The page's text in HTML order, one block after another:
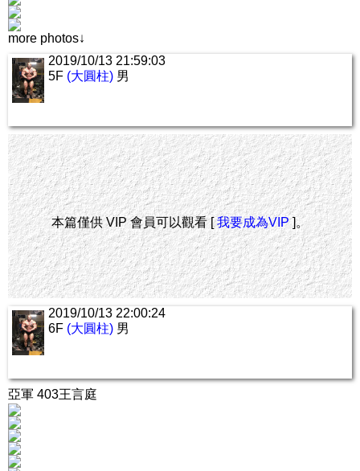
more photos↓
2019/10/13 21:59:03
5F (大圓柱) 男
本篇僅供 VIP 會員可以觀看 [我要成為VIP]。
2019/10/13 22:00:24
6F (大圓柱) 男
亞軍 403王言庭